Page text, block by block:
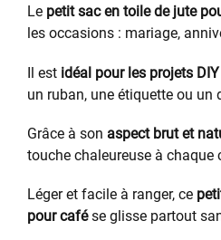
Le petit sac en toile de jute
les occasions : mariage,
Il est idéal pour les projets DIY
un ruban, une étiquette ou un
Grâce à son aspect brut et
touche chaleureuse à chaque
Léger et facile à ranger, ce
pour cafése glisse partout